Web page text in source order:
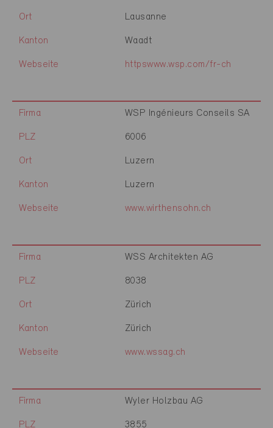
Ort Lausanne
Kanton Waadt
Webseite httpswww.wsp.com/fr-ch
Firma WSP Ingénieurs Conseils SA
PLZ 6006
Ort Luzern
Kanton Luzern
Webseite www.wirthensohn.ch
Firma WSS Architekten AG
PLZ 8038
Ort Zürich
Kanton Zürich
Webseite www.wssag.ch
Firma Wyler Holzbau AG
PLZ 3855